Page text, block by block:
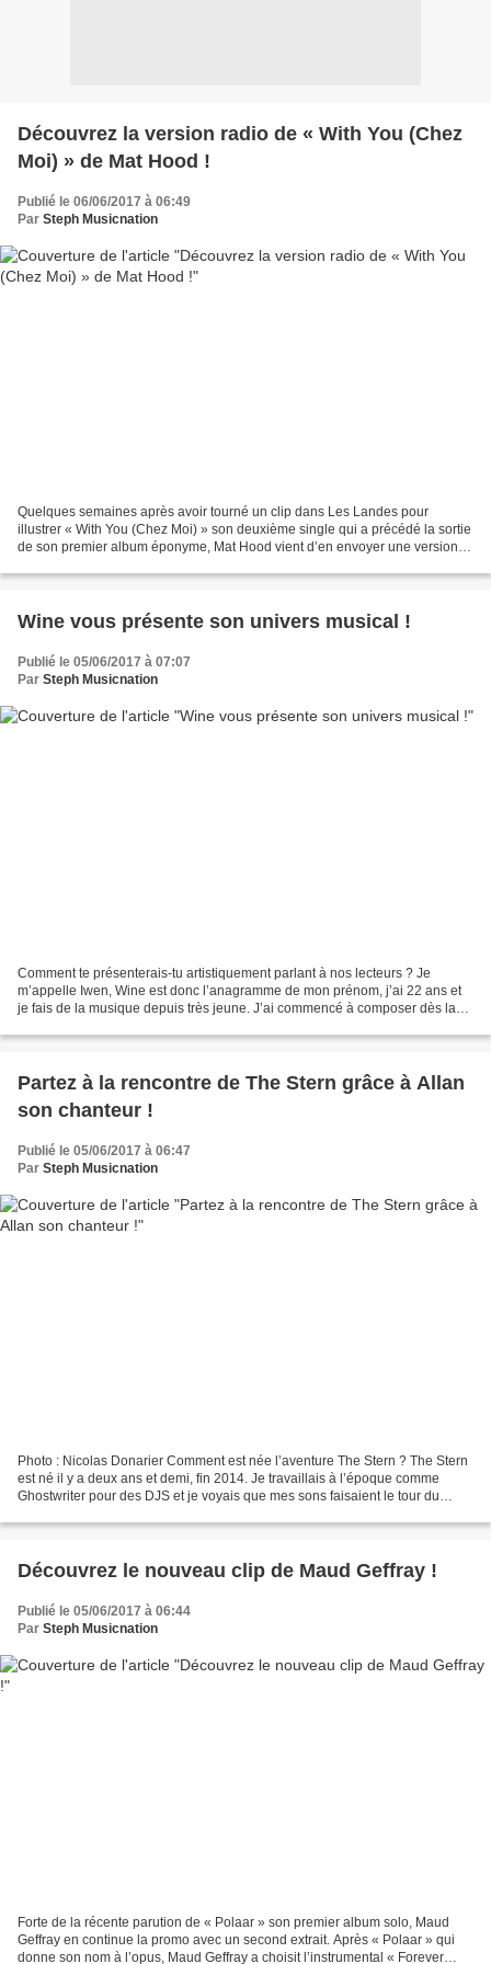
Découvrez la version radio de « With You (Chez
Moi) » de Mat Hood !
Publié le 06/06/2017 à 06:49
Par Steph Musicnation
Quelques semaines après avoir tourné un clip dans Les Landes pour
illustrer « With You (Chez Moi) » son deuxième single qui a précédé la sortie
de son premier album éponyme, Mat Hood vient d’en envoyer une version
Wine vous présente son univers musical !
Publié le 05/06/2017 à 07:07
Par Steph Musicnation
Comment te présenterais-tu artistiquement parlant à nos lecteurs ? Je
m’appelle Iwen, Wine est donc l’anagramme de mon prénom, j’ai 22 ans et
je fais de la musique depuis très jeune. J’ai commencé à composer dès la
Partez à la rencontre de The Stern grâce à Allan
son chanteur !
Publié le 05/06/2017 à 06:47
Par Steph Musicnation
Photo : Nicolas Donarier Comment est née l’aventure The Stern ? The Stern
est né il y a deux ans et demi, fin 2014. Je travaillais à l’époque comme
Ghostwriter pour des DJS et je voyais que mes sons faisaient le tour du
Découvrez le nouveau clip de Maud Geffray !
Publié le 05/06/2017 à 06:44
Par Steph Musicnation
Forte de la récente parution de « Polaar » son premier album solo, Maud
Geffray en continue la promo avec un second extrait. Après « Polaar » qui
donne son nom à l’opus, Maud Geffray a choisit l’instrumental « Forever